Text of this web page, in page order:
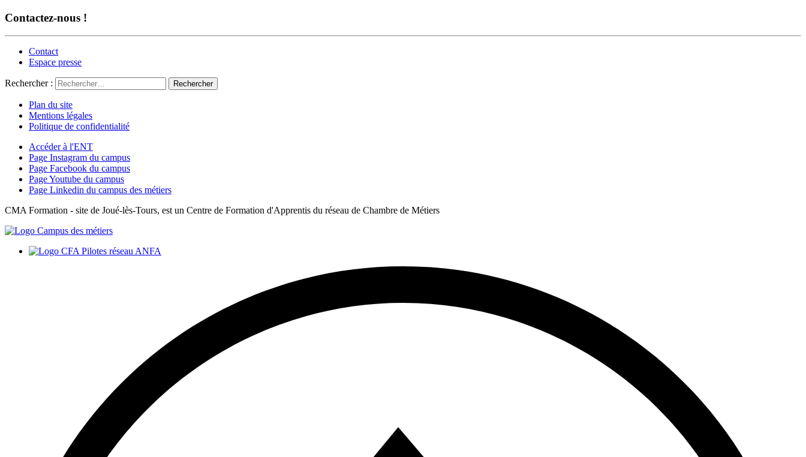
Contactez-nous !
Contact
Espace presse
Rechercher :
Plan du site
Mentions légales
Politique de confidentialité
Accéder à l'ENT
Page Instagram du campus
Page Facebook du campus
Page Youtube du campus
Page Linkedin du campus des métiers
CMA Formation - site de Joué-lès-Tours, est un Centre de Formation d'Apprentis du réseau de Chambre de Métiers